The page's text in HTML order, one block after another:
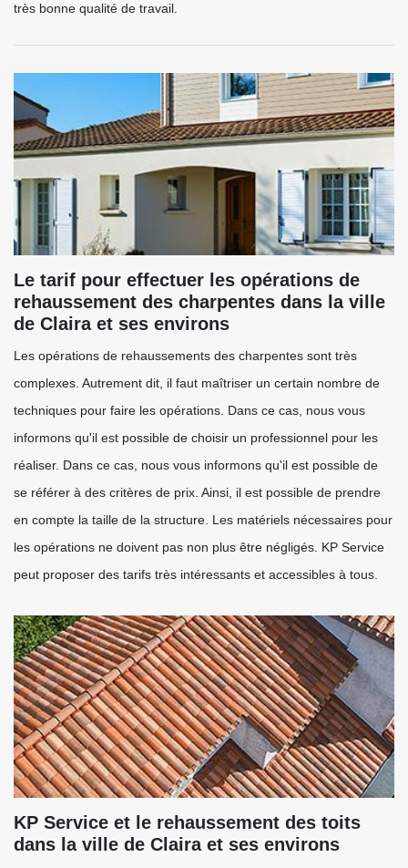
très bonne qualité de travail.
Le tarif pour effectuer les opérations de
rehaussement des charpentes dans la ville
de Claira et ses environs
Les opérations de rehaussements des charpentes sont très
complexes. Autrement dit, il faut maîtriser un certain nombre de
techniques pour faire les opérations. Dans ce cas, nous vous
informons qu'il est possible de choisir un professionnel pour les
réaliser. Dans ce cas, nous vous informons qu'il est possible de
se référer à des critères de prix. Ainsi, il est possible de prendre
en compte la taille de la structure. Les matériels nécessaires pour
les opérations ne doivent pas non plus être négligés. KP Service
peut proposer des tarifs très intéressants et accessibles à tous.
KP Service et le rehaussement des toits
dans la ville de Claira et ses environs